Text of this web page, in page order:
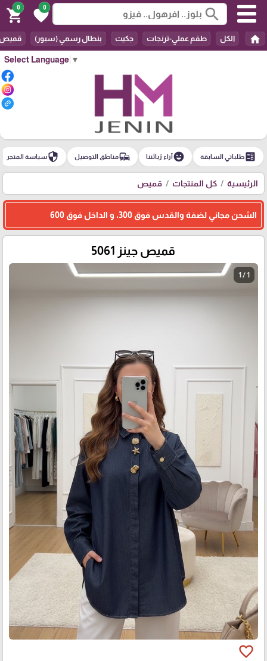
Select Language ▼
search
0
favorite
0
shopping_cart
home الكل طقم عملي-ترنجات جكيت بنطال رسمي (سبور)
ballotطلباتي السابقة emoji_emotionsآراء زبائننا commuteمناطق التوصيل securityسياسة المتجر
الرئيسية كل المنتجات قميص
الشحن مجاني لضفة والقدس فوق 300، و الداخل فوق 600
قميص جينز 5061
1 / 1
favorite_border